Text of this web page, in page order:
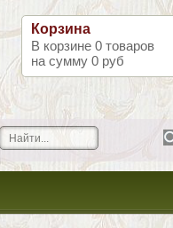
Корзина
В корзине 0 товаров
на сумму 0 руб